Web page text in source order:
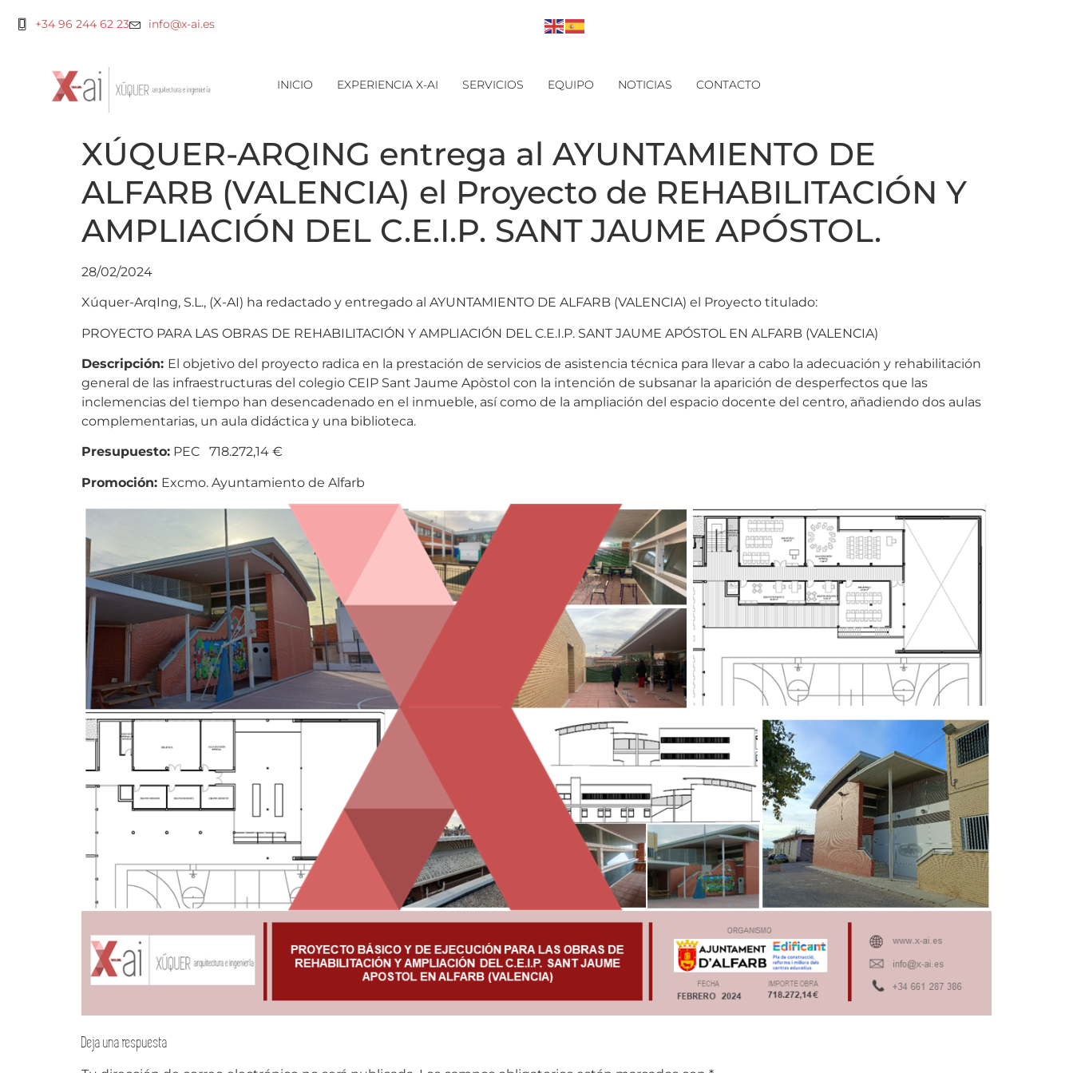
+34 96 244 62 23 info@x-ai.es
INICIO EXPERIENCIA X-AI SERVICIOS EQUIPO NOTICIAS CONTACTO
XÚQUER-ARQING entrega al AYUNTAMIENTO DE
ALFARB (VALENCIA) el Proyecto de REHABILITACIÓN Y
AMPLIACIÓN DEL C.E.I.P. SANT JAUME APÓSTOL.
28/02/2024
Xúquer-ArqIng, S.L., (X-AI) ha redactado y entregado al AYUNTAMIENTO DE ALFARB (VALENCIA) el Proyecto titulado:
PROYECTO PARA LAS OBRAS DE REHABILITACIÓN Y AMPLIACIÓN DEL C.E.I.P. SANT JAUME APÓSTOL EN ALFARB (VALENCIA)
Descripción: El objetivo del proyecto radica en la prestación de servicios de asistencia técnica para llevar a cabo la adecuación y rehabilitación
general de las infraestructuras del colegio CEIP Sant Jaume Apòstol con la intención de subsanar la aparición de desperfectos que las
inclemencias del tiempo han desencadenado en el inmueble, así como de la ampliación del espacio docente del centro, añadiendo dos aulas
complementarias, un aula didáctica y una biblioteca.
Presupuesto: PEC 718.272,14 €
Promoción: Excmo. Ayuntamiento de Alfarb
Deja una respuesta